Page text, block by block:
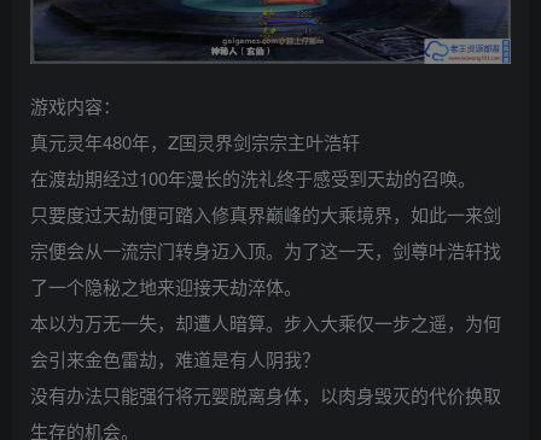
游戏内容：
真元灵年480年，Z国灵界剑宗宗主叶浩轩
在渡劫期经过100年漫长的洗礼终于感受到天劫的召唤。
只要度过天劫便可踏入修真界巅峰的大乘境界，如此一来剑
宗便会从一流宗门转身迈入顶。为了这一天，剑尊叶浩轩找
了一个隐秘之地来迎接天劫淬体。
本以为万无一失，却遭人暗算。步入大乘仅一步之遥，为何
会引来金色雷劫，难道是有人阴我？
没有办法只能强行将元婴脱离身体，以肉身毁灭的代价换取
生存的机会。